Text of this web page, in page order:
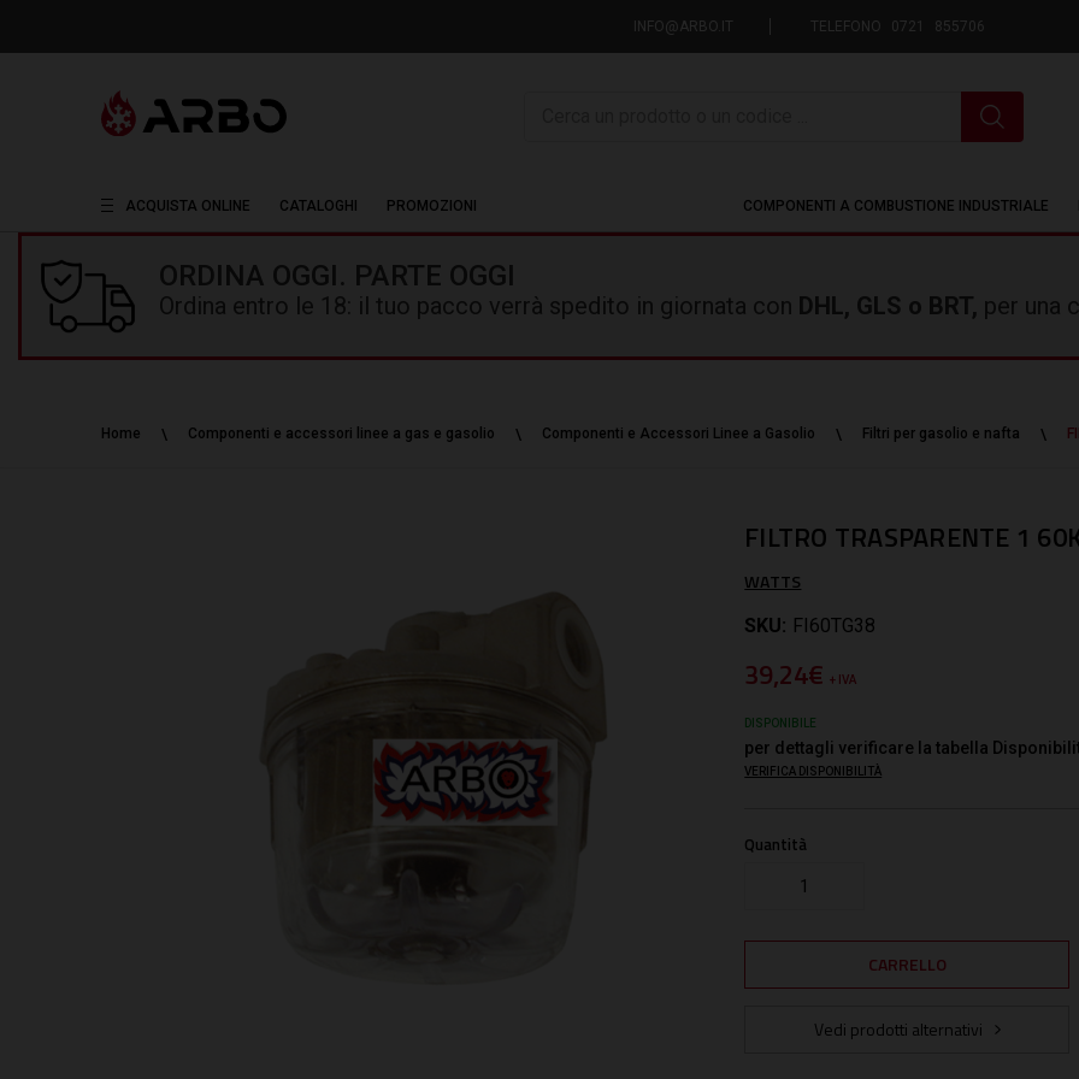
INFO@ARBO.IT TELEFONO 0721 855706
ACQUISTA ONLINE CATALOGHI PROMOZIONI COMPONENTI A COMBUSTIONE INDUSTRIALE
ORDINA OGGI. PARTE OGGI
Ordina entro le 18: il tuo pacco verrà spedito in giornata con DHL, GLS o BRT, per una
Home Componenti e accessori linee a gas e gasolio Componenti e Accessori Linee a Gasolio Filtri per gasolio e nafta
FILTRO TRASPARENTE 1
WATTS
SKU: FI60TG38
39,24€+ IVA
DISPONIBILE
per dettagli verificare la tabella
VERIFICA DISPONIBILITÀ
Quantità
Vedi prodotti alternativi